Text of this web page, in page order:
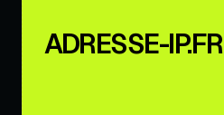
ADRESSE-IP.FR